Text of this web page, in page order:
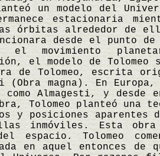
un modelo del
estacionaria
órbitas alrededor de
desde el punto
el movimiento
el modelo de
de Tolomeo, escrita
magna). En
Almagesti, y desde
Tolomeo planteó una
y posiciones
inmóviles. Esta
espacio. Tolomeo
en aquel entonces